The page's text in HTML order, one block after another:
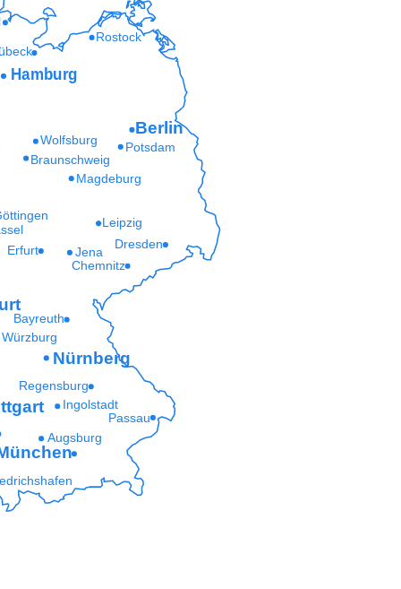
Augsburg
Passau
Ingolstadt
Regensburg
Würzburg
Bayreuth
Chemnitz
Erfurt Jena
Dresden
Magdeburg
Braunschweig
Potsdam
Wolfsburg
Rostock
Nürnberg
Leipzig
Berlin
Hamburg